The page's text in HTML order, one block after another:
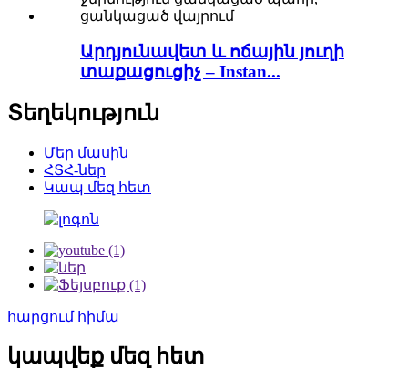
Արդյունավետ և ոճային յուղի
տաքացուցիչ – Instan...
Տեղեկություն
Մեր մասին
ՀՏՀ-ներ
Կապ մեզ հետ
հարցում հիմա
կապվեք մեզ հետ